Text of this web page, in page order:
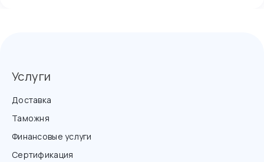
Услуги
Доставка
Таможня
Финансовые услуги
Сертификация